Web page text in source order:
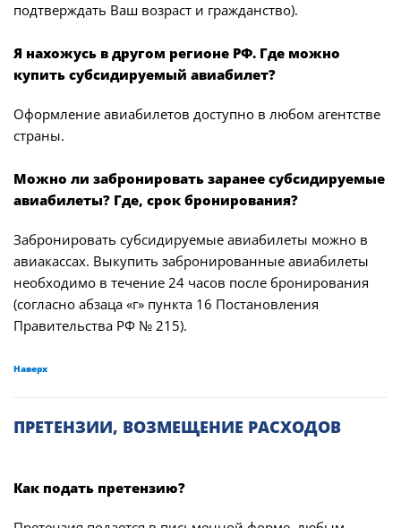
подтверждать Ваш возраст и гражданство).
Я нахожусь в другом регионе РФ. Где можно
купить субсидируемый авиабилет?
Оформление авиабилетов доступно в любом агентстве
страны.
Можно ли забронировать заранее субсидируемые
авиабилеты? Где, срок бронирования?
Забронировать субсидируемые авиабилеты можно в
авиакассах. Выкупить забронированные авиабилеты
необходимо в течение 24 часов после бронирования
(согласно абзаца «г» пункта 16 Постановления
Правительства РФ № 215).
Наверх
ПРЕТЕНЗИИ, ВОЗМЕЩЕНИЕ РАСХОДОВ
Как подать претензию?